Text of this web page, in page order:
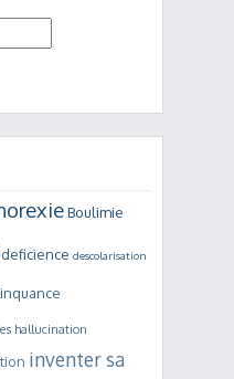
Boulimie
deficience descolarisation
hallucination
inventer sa